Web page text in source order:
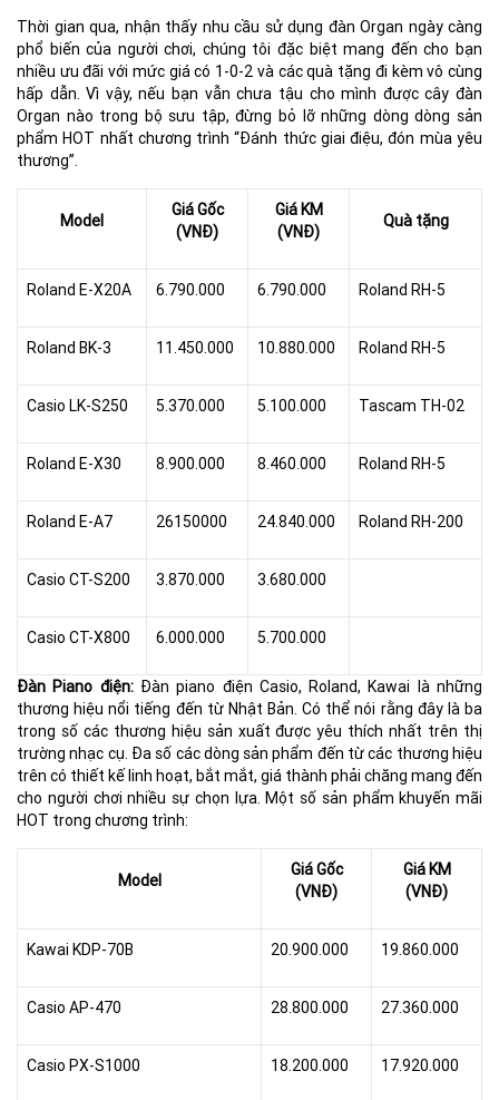
Thời gian qua, nhận thấy nhu cầu sử dụng đàn Organ ngày càng
phổ biến của người chơi, chúng tôi đặc biệt mang đến cho bạn
nhiều ưu đãi với mức giá có 1-0-2 và các quà tặng đi kèm vô cùng
hấp dẫn. Vì vậy, nếu bạn vẫn chưa tậu cho mình được cây đàn
Organ nào trong bộ sưu tập, đừng bỏ lỡ những dòng dòng sản
phẩm HOT nhất chương trình “Đánh thức giai điệu, đón mùa yêu
thương”.
Model
Giá Gốc
(VNĐ)
Giá KM
(VNĐ)
Quà tặng
Roland E-X20A 6.790.000 6.790.000 Roland RH-5
Roland BK-3 11.450.000 10.880.000 Roland RH-5
Casio LK-S250 5.370.000 5.100.000 Tascam TH-02
Roland E-X30 8.900.000 8.460.000 Roland RH-5
Roland E-A7 26150000 24.840.000 Roland RH-200
Casio CT-S200 3.870.000 3.680.000
Casio CT-X800 6.000.000 5.700.000
Đàn Piano điện:Đàn piano điện Casio, Roland, Kawai là những
thương hiệu nổi tiếng đến từ Nhật Bản. Có thể nói rằng đây là ba
trong số các thương hiệu sản xuất được yêu thích nhất trên thị
trường nhạc cụ. Đa số các dòng sản phẩm đến từ các thương hiệu
trên có thiết kế linh hoạt, bắt mắt, giá thành phải chăng mang đến
cho người chơi nhiều sự chọn lựa. Một số sản phẩm khuyến mãi
HOT trong chương trình:
Model
Giá Gốc
(VNĐ)
Giá KM
(VNĐ)
Kawai KDP-70B 20.900.000 19.860.000
Casio AP-470 28.800.000 27.360.000
Casio PX-S1000 18.200.000 17.920.000